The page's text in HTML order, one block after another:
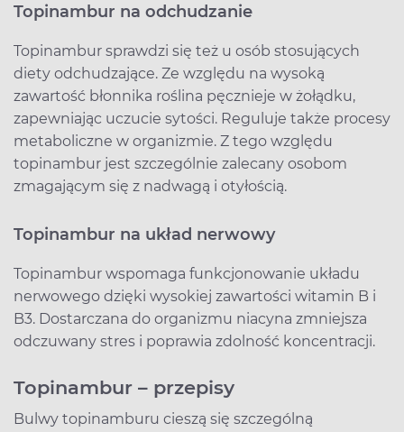
Topinambur na odchudzanie
Topinambur sprawdzi się też u osób stosujących
diety odchudzające. Ze względu na wysoką
zawartość błonnika roślina pęcznieje w żołądku,
zapewniając uczucie sytości. Reguluje także procesy
metaboliczne w organizmie. Z tego względu
topinambur jest szczególnie zalecany osobom
zmagającym się z nadwagą i otyłością.
Topinambur na układ nerwowy
Topinambur wspomaga funkcjonowanie układu
nerwowego dzięki wysokiej zawartości witamin B i
B3. Dostarczana do organizmu niacyna zmniejsza
odczuwany stres i poprawia zdolność koncentracji.
Topinambur – przepisy
Bulwy topinamburu cieszą się szczególną